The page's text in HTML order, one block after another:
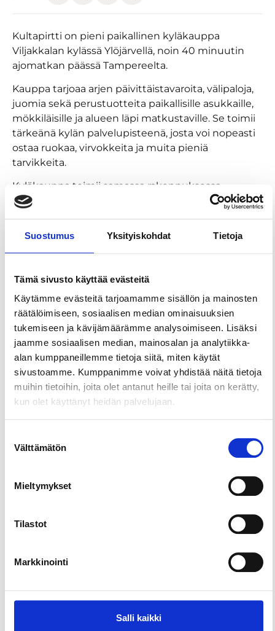
Suostumus Yksityiskohdat Tietoja
Tämä sivusto käyttää evästeitä
Käytämme evästeitä tarjoamamme sisällön ja mainosten
räätälöimiseen, sosiaalisen median ominaisuuksien
tukemiseen ja kävijämäärämme analysoimiseen. Lisäksi
jaamme sosiaalisen median, mainosalan ja analytiikka-
alan kumppaneillemme tietoja siitä, miten käytät
sivustoamme. Kumppanimme voivat yhdistää näitä tietoja
muihin tietoihin, joita olet antanut heille tai joita on kerätty,
kun olet käyttänyt heidän palvelujaan.
valinta
Välttämätön
Mieltymykset
Tilastot
Markkinointi
Salli kaikki
Kultapirtti on pieni paikallinen kyläkauppa
Viljakkalan kylässä Ylöjärvellä, noin 40 minuutin
ajomatkan päässä Tampereelta.
Kauppa tarjoaa arjen päivittäistavaroita, välipaloja,
juomia sekä perustuotteita paikallisille asukkaille,
mökkiläisille ja alueen läpi matkustaville. Se toimii
tärkeänä kylän palvelupisteenä, josta voi nopeasti
ostaa ruokaa, virvokkeita ja muita pieniä
tarvikkeita.
Kyläkauppa toimii samassa rakennuksessa
Kultapirtin ravintolan ja kahvilan kanssa, joten
tai ruokailuun.
Kultapirtti on kätevä pysähdyspaikka matkailijoille,
majoittuvat lähialueen mökeissä.